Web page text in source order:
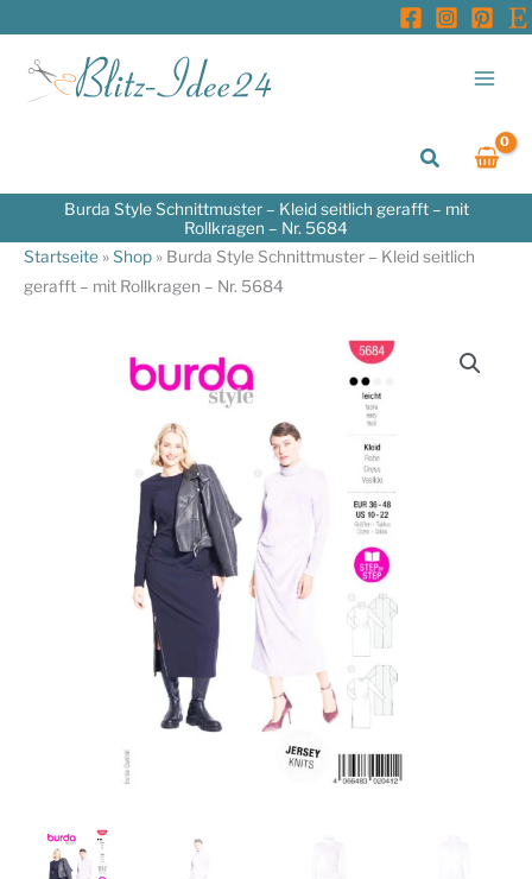
springen
Suchen
Burda Style Schnittmuster – Kleid seitlich gerafft – mit
Rollkragen – Nr. 5684
Startseite »Shop » Burda Style Schnittmuster – Kleid seitlich
gerafft – mit Rollkragen – Nr. 5684